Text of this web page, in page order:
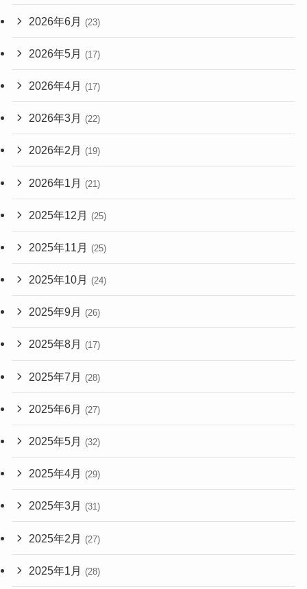
2026年6月 (23)
2026年5月 (17)
2026年4月 (17)
2026年3月 (22)
2026年2月 (19)
2026年1月 (21)
2025年12月 (25)
2025年11月 (25)
2025年10月 (24)
2025年9月 (26)
2025年8月 (17)
2025年7月 (28)
2025年6月 (27)
2025年5月 (32)
2025年4月 (29)
2025年3月 (31)
2025年2月 (27)
2025年1月 (28)